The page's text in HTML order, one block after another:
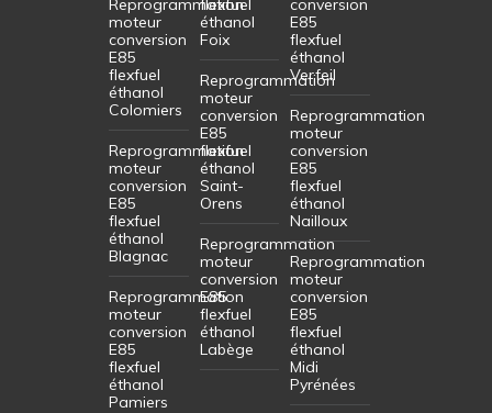
Reprogrammation
moteur
conversion
E85
flexfuel
éthanol
Colomiers
Reprogrammation
moteur
conversion
E85
flexfuel
éthanol
Blagnac
Reprogrammation
moteur
conversion
E85
flexfuel
éthanol
Pamiers
flexfuel
éthanol
Foix
Reprogrammation
moteur
conversion
E85
flexfuel
éthanol
Saint-
Orens
Reprogrammation
moteur
conversion
E85
flexfuel
éthanol
Labège
conversion
E85
flexfuel
éthanol
Verfeil
Reprogrammation
moteur
conversion
E85
flexfuel
éthanol
Nailloux
Reprogrammation
moteur
conversion
E85
flexfuel
éthanol
Midi
Pyrénées